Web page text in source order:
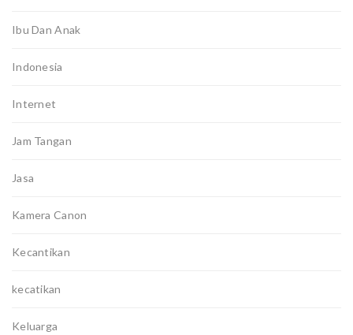
Ibu Dan Anak
Indonesia
Internet
Jam Tangan
Jasa
Kamera Canon
Kecantikan
kecatikan
Keluarga